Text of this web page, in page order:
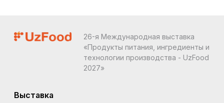
26-я Международная выставка
«Продукты питания, ингредиенты и
технологии производства - UzFood
2027»
Выставка